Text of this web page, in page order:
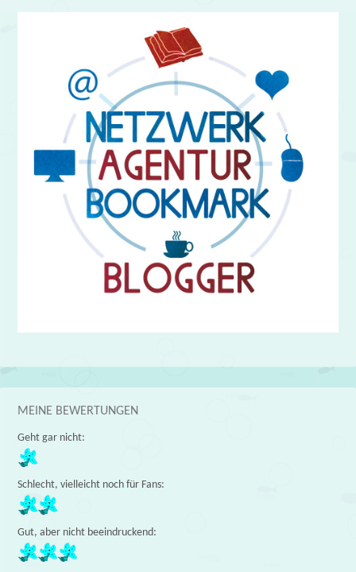
MEINE BEWERTUNGEN
Geht gar nicht:
Schlecht, vielleicht noch für Fans:
Gut, aber nicht beeindruckend: